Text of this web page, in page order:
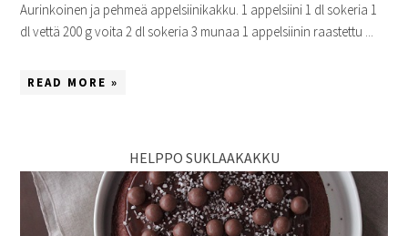
Aurinkoinen ja pehmeä appelsiinikakku. 1 appelsiini 1 dl sokeria 1
dl vettä 200 g voita 2 dl sokeria 3 munaa 1 appelsiinin raastettu ...
READ MORE »
HELPPO SUKLAAKAKKU